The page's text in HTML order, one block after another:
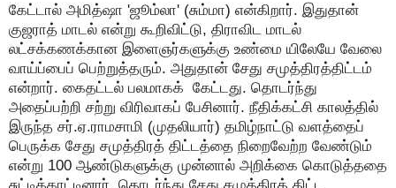
கேட்டால் அமித்ஷா 'ஜூம்லா' (சும்மா) என்கிறார். இதுதான்
குஜராத் மாடல் என்று கூறிவிட்டு, திராவிட மாடல்
லட்சக்கணக்கான இளைஞர்களுக்கு உண்மை யிலேயே வேலை
வாய்ப்பைப் பெற்றுத்தரும். அதுதான் சேது சமுத்திரத்திட்டம்
என்றார். கைதட்டல் பலமாகக் கேட்டது. தொடர்ந்து
அதைப்பற்றி சற்று விரிவாகப் பேசினார். நீதிக்கட்சி காலத்தில்
இருந்த சர்.ஏ.ராமசாமி (முதலியார்) தமிழ்நாட்டு வளத்தைப்
பெருக்க சேது சமுத்திரத் திட்டத்தை நிறைவேற்ற வேண்டும்
என்று 100 ஆண்டுகளுக்கு முன்னால் அறிக்கை கொடுத்ததை